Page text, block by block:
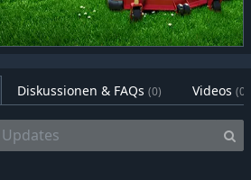
Diskussionen & FAQs (0) Videos (0)